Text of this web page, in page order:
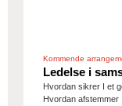
Kommende
Ledelse i
Hvordan sikrer I et
Hvordan afstemmer